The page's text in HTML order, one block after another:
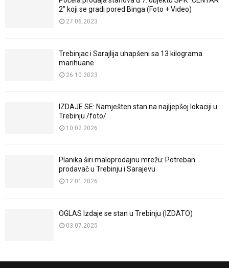
2” koji se gradi pored Binga (Foto + Video)
27.06.2023
Trebinjac i Sarajlija uhapšeni sa 13 kilograma
marihuane
26.10.2023
IZDAJE SE: Namješten stan na najljepšoj lokaciji u
Trebinju /foto/
10.02.2026
Planika širi maloprodajnu mrežu: Potreban
prodavač u Trebinju i Sarajevu
12.01.2026
OGLAS Izdaje se stan u Trebinju (IZDATO)
03.07.2025